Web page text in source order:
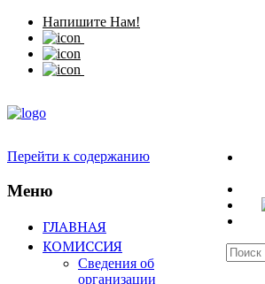
Напишите Нам!
Искать:
Перейти к содержанию
Меню
ГЛАВНАЯ
КОМИССИЯ
Сведения об
организации